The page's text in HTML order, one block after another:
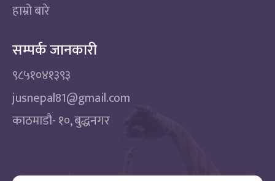
हाम्रो बारे
सम्पर्क जानकारी
९८५१०४१३९३
jusnepal81@gmail.com
काठमाडाै‌- १०, बुद्धनगर